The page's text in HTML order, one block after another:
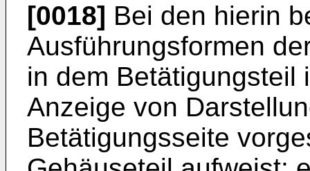
[0018] Bei den hierin
Ausführungsformen
in dem Betätigungsteil
Anzeige von
Betätigungsseite